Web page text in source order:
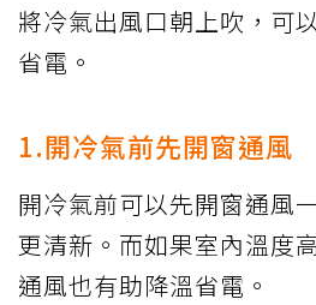
將冷氣出風口朝上吹，可
省電。
1.開冷氣前先開窗通風
開冷氣前可以先開窗通風
更清新。而如果室內溫度
通風也有助降溫省電。